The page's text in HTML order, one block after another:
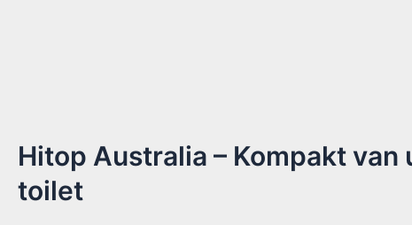
Hitop Australia – Kompakt van
toilet